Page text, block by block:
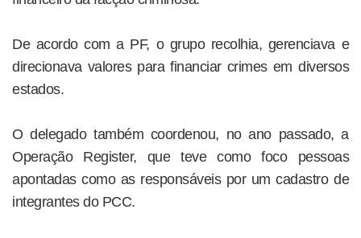
De acordo com a PF, o grupo recolhia, gerenciava e
direcionava valores para financiar crimes em diversos
estados.
O delegado também coordenou, no ano passado, a
Operação Register, que teve como foco pessoas
apontadas como as responsáveis por um cadastro de
integrantes do PCC.